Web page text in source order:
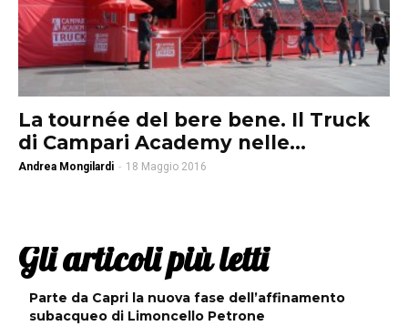
La tournée del bere bene. Il Truck
di Campari Academy nelle...
Andrea Mongilardi - 18 Maggio 2016
Gli articoli più letti
Parte da Capri la nuova fase dell’affinamento
subacqueo di Limoncello Petrone